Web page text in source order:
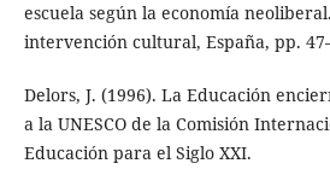
escuela según la economía
intervención cultural, España, pp.
Delors, J. (1996). La Educación
a la UNESCO de la Comisión
Educación para el Siglo XXI.